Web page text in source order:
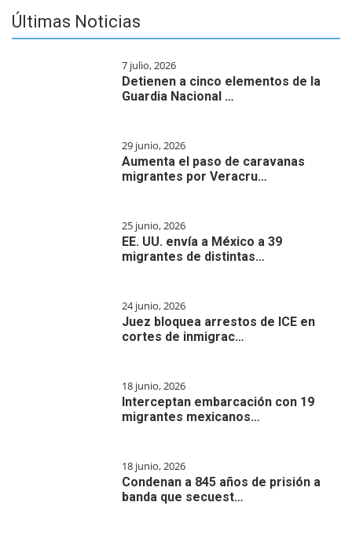
Últimas Noticias
7 julio, 2026
Detienen a cinco elementos de la
Guardia Nacional …
29 junio, 2026
Aumenta el paso de caravanas
migrantes por Veracru…
25 junio, 2026
EE. UU. envía a México a 39
migrantes de distintas…
24 junio, 2026
Juez bloquea arrestos de ICE en
cortes de inmigrac…
18 junio, 2026
Interceptan embarcación con 19
migrantes mexicanos…
18 junio, 2026
Condenan a 845 años de prisión a
banda que secuest…